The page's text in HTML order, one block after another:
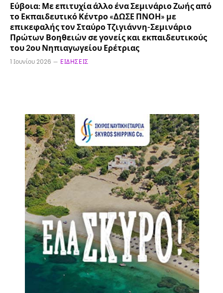
Εύβοια: Με επιτυχία άλλο ένα Σεμινάριο Ζωής από
το Εκπαιδευτικό Κέντρο «ΔΩΣΕ ΠΝΟΗ» με
επικεφαλής τον Σταύρο Τζιγιάννη-Σεμινάριο
Πρώτων Βοηθειών σε γονείς και εκπαιδευτικούς
του 2ου Νηπιαγωγείου Ερέτριας
1 Ιουνίου 2026 ΕΙΔΉΣΕΙΣ